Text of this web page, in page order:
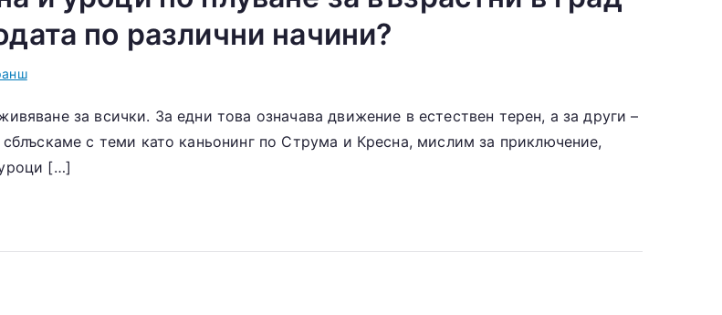
по различни начини?
за всички. За едни това означава движение в естествен терен, а за други –
с теми като каньонинг по Струма и Кресна, мислим за приключение,
[…]